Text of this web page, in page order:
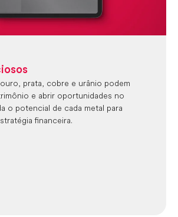
prata, cobre e urânio podem
e abrir oportunidades no
o potencial de cada metal para
financeira.